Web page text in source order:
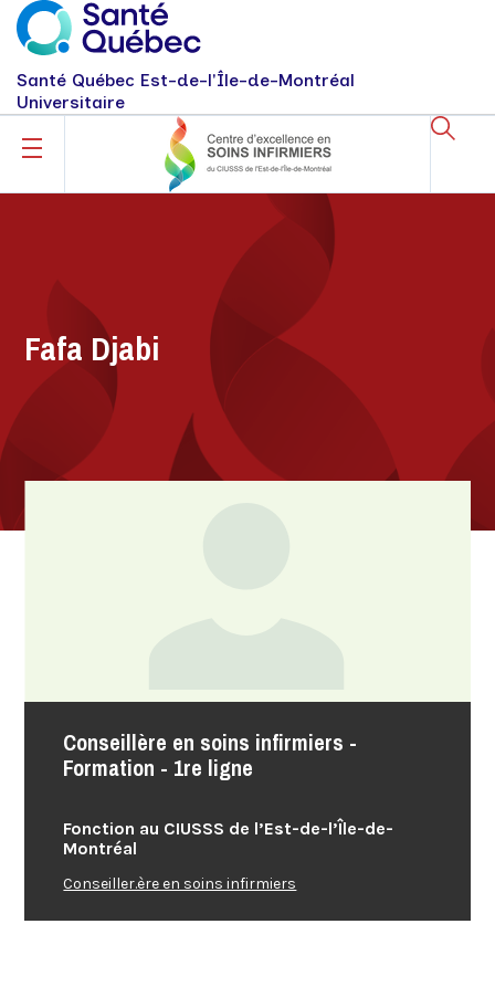
Santé Québec Est-de-l'Île-de-Montréal
Universitaire
Fafa Djabi
Fafa Djabi
Conseillère en soins infirmiers -
Formation - 1re ligne
Fonction au CIUSSS de l’Est-de-l’Île-de-
Montréal
Conseiller.ère en soins infirmiers